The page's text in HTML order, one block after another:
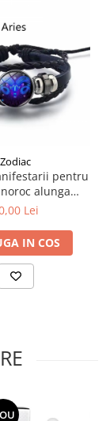
Zodiac
pentru
alunga
cu semne
Berbec
Lei
IN COS